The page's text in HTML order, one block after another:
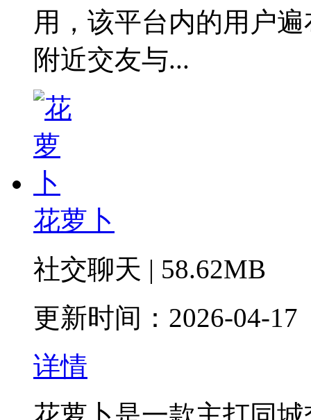
用，该平台内的用户
附近交友与...
花萝卜
社交聊天 | 58.62MB
更新时间：2026-04-17
详情